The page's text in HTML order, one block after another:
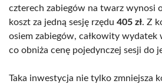
czterech zabiegów na twarz wynosi
koszt za jedną sesję rzędu 405 zł. Z
osiem zabiegów, całkowity wydatek
co obniża cenę pojedynczej sesji do
Taka inwestycja nie tylko zmniejsza